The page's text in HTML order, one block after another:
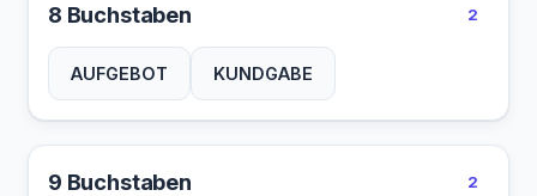
8 Buchstaben 2
AUFGEBOT KUNDGABE
9 Buchstaben 2